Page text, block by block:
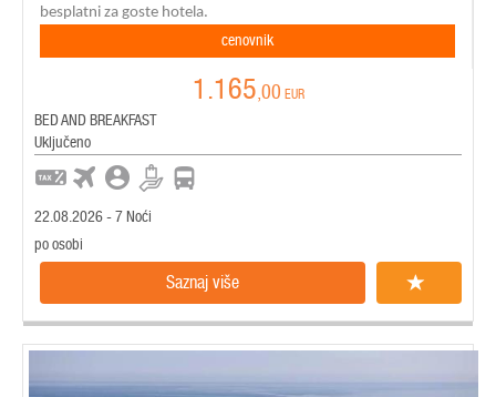
besplatni za goste hotela.
cenovnik
1.165,00 EUR
BED AND BREAKFAST
Uključeno
22.08.2026 - 7 Noći
po osobi
Saznaj više